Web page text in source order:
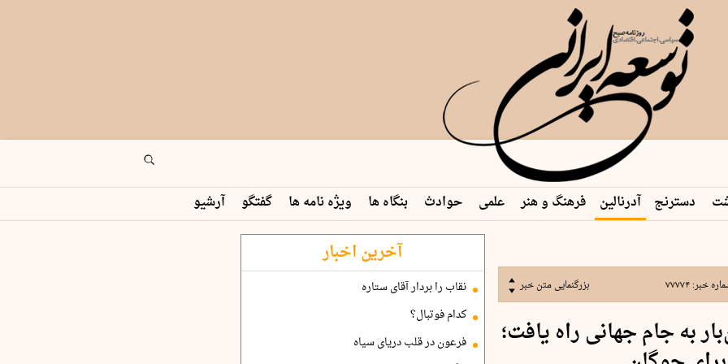
دسترنج آدرنالین فرهنگ و هنر علمی حوادث بنگاه ها ویژه نامه ها گفتگو آرشیو
خبر:۷۷۷۷۴ بزرگنمایی متن خبر
به جام جهانی راه یافت؛
آخرین اخبار
نقاب را بردار آقای ستاره
کدام فوتبال؟
فرعون در قلب دریای سیاه